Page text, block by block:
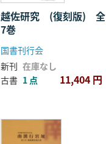
越佐研究 (復刻版) 全
7巻
国書刊行会
新刊 在庫なし
古書 1 点 11,404 円